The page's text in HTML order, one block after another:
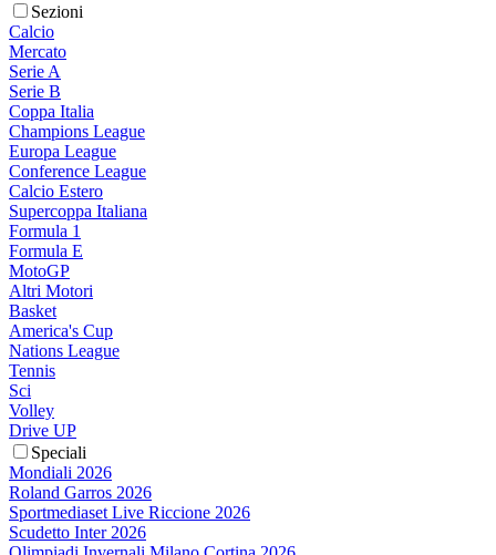
Sezioni
Calcio
Mercato
Serie A
Serie B
Coppa Italia
Champions League
Europa League
Conference League
Calcio Estero
Supercoppa Italiana
Formula 1
Formula E
MotoGP
Altri Motori
Basket
America's Cup
Nations League
Tennis
Sci
Volley
Drive UP
Speciali
Mondiali 2026
Roland Garros 2026
Sportmediaset Live Riccione 2026
Scudetto Inter 2026